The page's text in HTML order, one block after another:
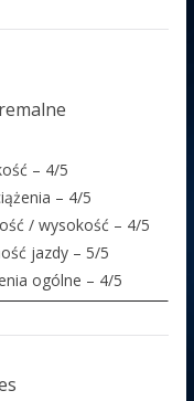
– 4/5
– 4/5
/ wysokość – 4/5
jazdy – 5/5
ogólne – 4/5